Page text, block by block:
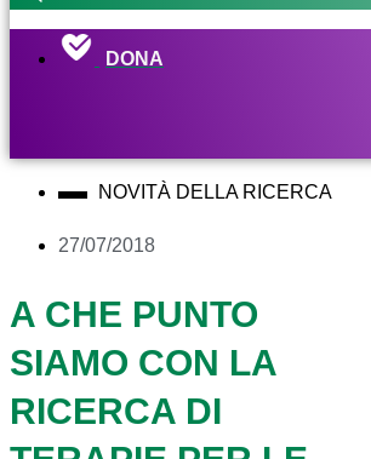
DONA
NOVITÀ DELLA RICERCA
27/07/2018
A CHE PUNTO
SIAMO CON LA
RICERCA DI